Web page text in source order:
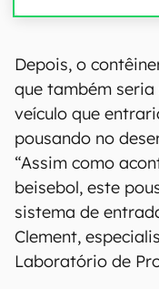
Depois, o
que também
veículo que
pousando no
“Assim como
beisebol, este
sistema de
Clement,
Laboratório de